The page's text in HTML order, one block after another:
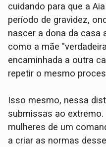
cuidando para que a
período de gravidez,
nascer a dona da casa
como a mãe
encaminhada a outra
repetir o mesmo
Isso mesmo, nessa
submissas ao
mulheres de um
a criar as normas